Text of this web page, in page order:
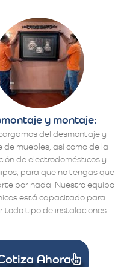
y montaje:
del desmontaje y
de muebles, así como de la
de electrodomésticos y
para que no tengas que
por nada. Nuestro equipo
está capacitado para
todo tipo de instalaciones.
Ahora